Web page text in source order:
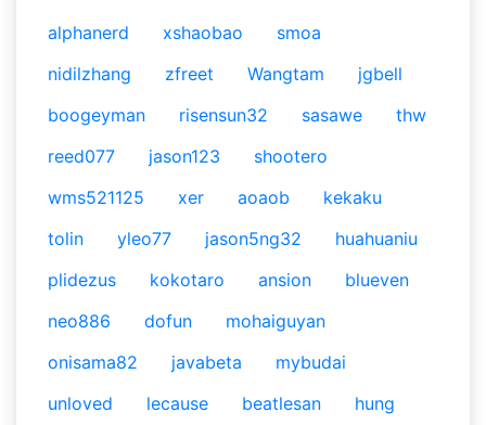
alphanerd
xshaobao
smoa
nidilzhang
zfreet Wangtam
jgbell
boogeyman
risensun32 sasawe
thw
reed077
jason123
shootero
wms521125
xer aoaob
kekaku
tolin
yleo77 jason5ng32
huahuaniu
plidezus
kokotaro ansion
blueven
neo886
dofun
mohaiguyan
onisama82
javabeta
mybudai
unloved
lecause beatlesan hung